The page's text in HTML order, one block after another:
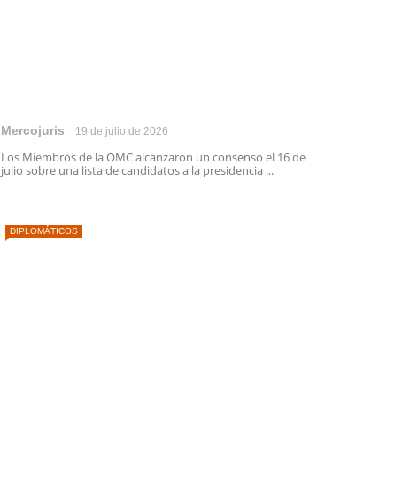
Mercojuris 19 de julio de 2026
Los Miembros de la OMC alcanzaron un consenso el 16 de
julio sobre una lista de candidatos a la presidencia ...
DIPLOMÁTICOS